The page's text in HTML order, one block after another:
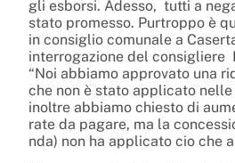
gli esborsi. Adesso, tutti a
stato promesso. Purtroppo è
in consiglio comunale a
interrogazione del consigliere
“Noi abbiamo approvato una
che non è stato applicato
inoltre abbiamo chiesto di
rate da pagare, ma la
nda) non ha applicato cio che